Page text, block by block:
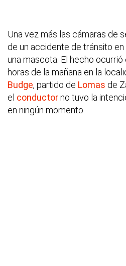
Una vez más las cámaras de
de un accidente de tránsito
una mascota. El hecho
horas de la mañana en la
Budge, partido de Lomas de
el conductorno tuvo la
en ningún momento.